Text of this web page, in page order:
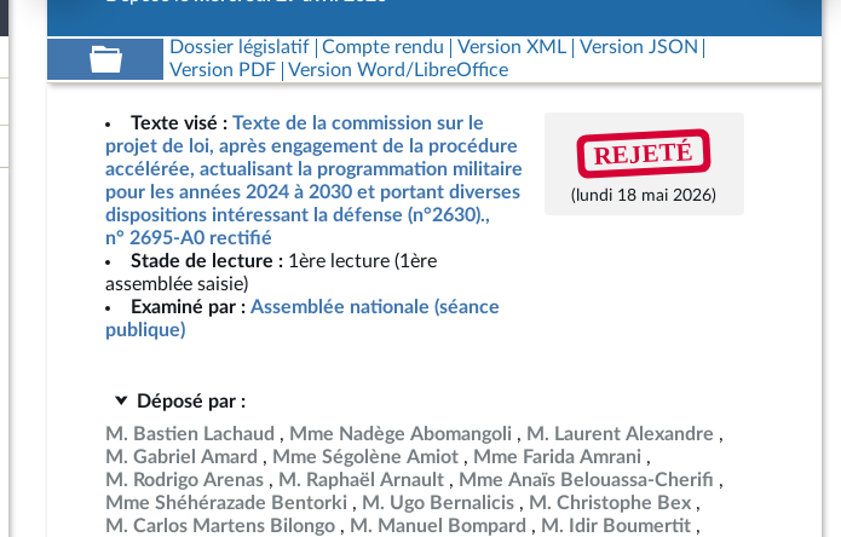
Date de dépôt
Dossier législatif Compte rendu Version XML
Version JSON
Version PDF
Version Word/LibreOffice
Texte visé : Texte de la commission sur le
projet de loi, après engagement de la procédure
accélérée, actualisant la programmation militaire
pour les années 2024 à 2030 et portant diverses
dispositions intéressant la défense (n°2630).,
n° 2695-A0 rectifié
Stade de lecture : 1ère lecture (1ère
assemblée saisie)
Examiné par : Assemblée nationale (séance
publique)
REJETÉ
(lundi 18 mai 2026)
Déposé par :
M. Bastien Lachaud
Mme Nadège Abomangoli
M. Laurent Alexandre
M. Gabriel Amard
Mme Ségolène Amiot
Mme Farida Amrani
M. Rodrigo Arenas
M. Raphaël Arnault
Mme Anaïs Belouassa-Cherifi
Mme Shéhérazade Bentorki
M. Ugo Bernalicis
M. Christophe Bex
M. Carlos Martens Bilongo
M. Manuel Bompard
M. Idir Boumertit